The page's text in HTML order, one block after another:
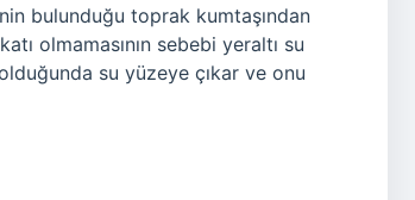
bulunduğu toprak kumtaşından
olmamasının sebebi yeraltı su
su yüzeye çıkar ve onu